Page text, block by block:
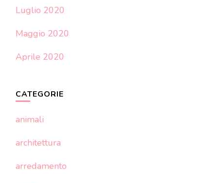
Luglio 2020
Maggio 2020
Aprile 2020
CATEGORIE
animali
architettura
arredamento